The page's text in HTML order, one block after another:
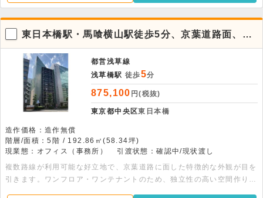
東日本橋駅・馬喰横山駅徒歩5分、京葉道路面、デ
ザイン性良好な5階ワンフロア事務所
都営浅草線
浅草橋駅 徒歩5分
875,100 円(税抜)
東京都中央区東日本橋
造作価格：造作無償
階層/面積：5階 / 192.86㎡(58.34坪)
現業態：オフィス（事務所）
引渡状態：確認中/現状渡し
複数路線が利用可能な好立地で、京葉道路に面した特徴的な外観が目を
引きます。ワンフロア・ワンテナントのため、独立性の高い空間作りが